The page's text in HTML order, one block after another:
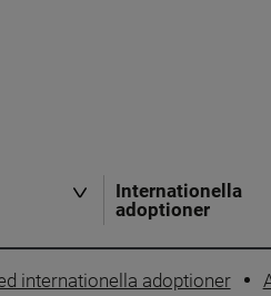
Internationella
adoptioner
internationella adoptioner